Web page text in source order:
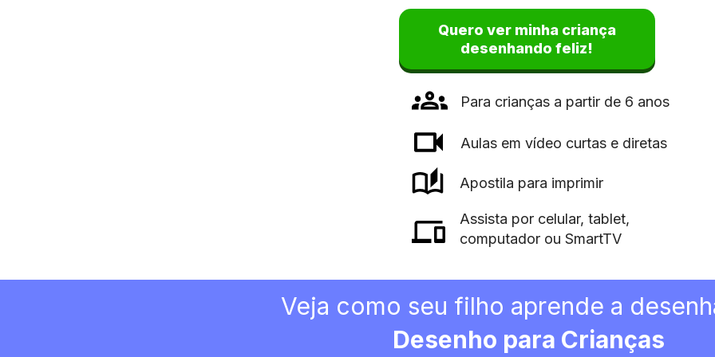
Quero ver minha criança
desenhando feliz!
Para crianças a partir de 6 anos
Aulas em vídeo curtas e diretas
Apostila para imprimir
Assista por celular, tablet,
computador ou SmartTV
Desenho para Crianças